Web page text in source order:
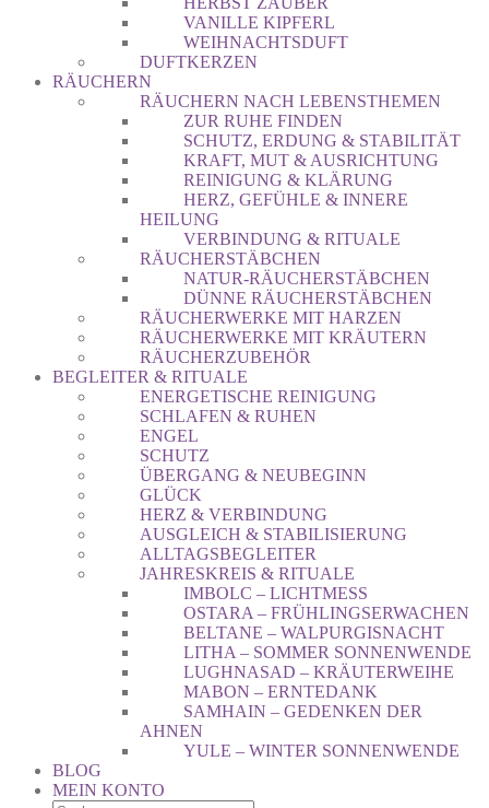
VANILLE KIPFERL
WEIHNACHTSDUFT
DUFTKERZEN
RÄUCHERN
RÄUCHERN NACH LEBENSTHEMEN
ZUR RUHE FINDEN
SCHUTZ, ERDUNG & STABILITÄT
KRAFT, MUT & AUSRICHTUNG
REINIGUNG & KLÄRUNG
HERZ, GEFÜHLE & INNERE
HEILUNG
VERBINDUNG & RITUALE
RÄUCHERSTÄBCHEN
NATUR-RÄUCHERSTÄBCHEN
DÜNNE RÄUCHERSTÄBCHEN
RÄUCHERWERKE MIT HARZEN
RÄUCHERWERKE MIT KRÄUTERN
RÄUCHERZUBEHÖR
BEGLEITER & RITUALE
ENERGETISCHE REINIGUNG
SCHLAFEN & RUHEN
ENGEL
SCHUTZ
ÜBERGANG & NEUBEGINN
GLÜCK
HERZ & VERBINDUNG
AUSGLEICH & STABILISIERUNG
ALLTAGSBEGLEITER
JAHRESKREIS & RITUALE
IMBOLC – LICHTMESS
OSTARA – FRÜHLINGSERWACHEN
BELTANE – WALPURGISNACHT
LITHA – SOMMER SONNENWENDE
LUGHNASAD – KRÄUTERWEIHE
MABON – ERNTEDANK
SAMHAIN – GEDENKEN DER
AHNEN
YULE – WINTER SONNENWENDE
BLOG
MEIN KONTO